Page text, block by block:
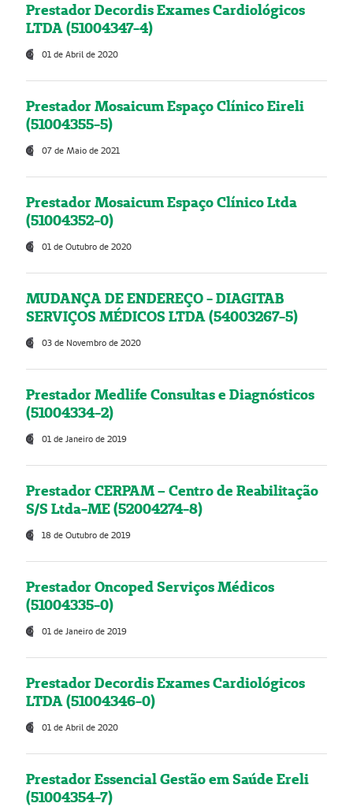
Prestador Decordis Exames Cardiológicos
LTDA (51004347-4)
01 de Abril de 2020
Prestador Mosaicum Espaço Clínico Eireli
(51004355-5)
07 de Maio de 2021
Prestador Mosaicum Espaço Clínico Ltda
(51004352-0)
01 de Outubro de 2020
MUDANÇA DE ENDEREÇO - DIAGITAB
SERVIÇOS MÉDICOS LTDA (54003267-5)
03 de Novembro de 2020
Prestador Medlife Consultas e Diagnósticos
(51004334-2)
01 de Janeiro de 2019
Prestador CERPAM – Centro de Reabilitação
S/S Ltda-ME (52004274-8)
18 de Outubro de 2019
Prestador Oncoped Serviços Médicos
(51004335-0)
01 de Janeiro de 2019
Prestador Decordis Exames Cardiológicos
LTDA (51004346-0)
01 de Abril de 2020
Prestador Essencial Gestão em Saúde Ereli
(51004354-7)